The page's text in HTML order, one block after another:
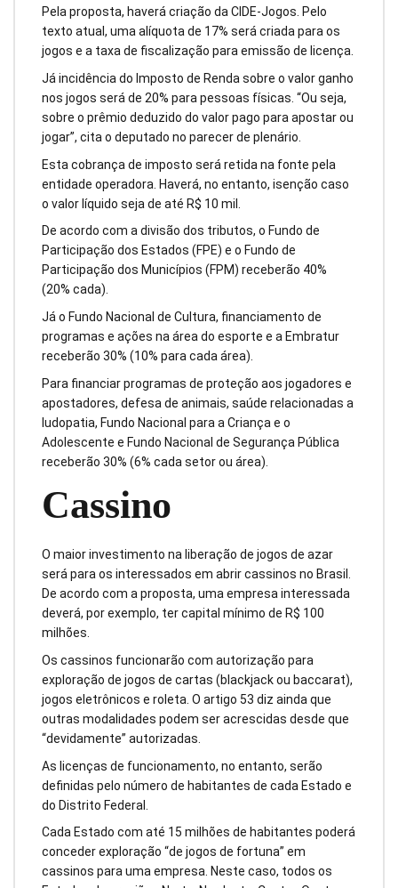
Pela proposta, haverá criação da CIDE-Jogos. Pelo
texto atual, uma alíquota de 17% será criada para os
jogos e a taxa de fiscalização para emissão de licença.
Já incidência do Imposto de Renda sobre o valor ganho
nos jogos será de 20% para pessoas físicas. “Ou seja,
sobre o prêmio deduzido do valor pago para apostar ou
jogar”, cita o deputado no parecer de plenário.
Esta cobrança de imposto será retida na fonte pela
entidade operadora. Haverá, no entanto, isenção caso
o valor líquido seja de até R$ 10 mil.
De acordo com a divisão dos tributos, o Fundo de
Participação dos Estados (FPE) e o Fundo de
Participação dos Municípios (FPM) receberão 40%
(20% cada).
Já o Fundo Nacional de Cultura, financiamento de
programas e ações na área do esporte e a Embratur
receberão 30% (10% para cada área).
Para financiar programas de proteção aos jogadores e
apostadores, defesa de animais, saúde relacionadas a
ludopatia, Fundo Nacional para a Criança e o
Adolescente e Fundo Nacional de Segurança Pública
receberão 30% (6% cada setor ou área).
Cassino
O maior investimento na liberação de jogos de azar
será para os interessados em abrir cassinos no Brasil.
De acordo com a proposta, uma empresa interessada
deverá, por exemplo, ter capital mínimo de R$ 100
milhões.
Os cassinos funcionarão com autorização para
exploração de jogos de cartas (blackjack ou baccarat),
jogos eletrônicos e roleta. O artigo 53 diz ainda que
outras modalidades podem ser acrescidas desde que
“devidamente” autorizadas.
As licenças de funcionamento, no entanto, serão
definidas pelo número de habitantes de cada Estado e
do Distrito Federal.
Cada Estado com até 15 milhões de habitantes poderá
conceder exploração “de jogos de fortuna” em
cassinos para uma empresa. Neste caso, todos os